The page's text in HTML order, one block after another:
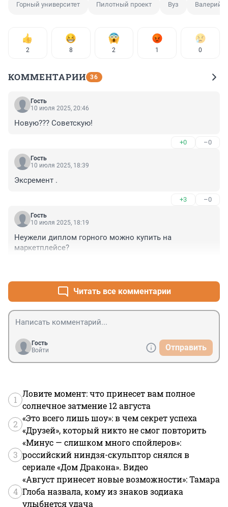
Горный университет Пилотный проект Вуз Валерий
2 8 2 1 0
КОММЕНТАРИИ 36
Гость
10 июля 2025, 20:46
Новую??? Советскую!
+0 –0
Гость
10 июля 2025, 18:39
Эксремент .
+3 –0
Гость
10 июля 2025, 18:19
Неужели диплом горного можно купить на
маркетплейсе?
Читать все комментарии
Гость
Войти
Отправить
1
Ловите момент: что принесет вам полное
солнечное затмение 12 августа
2
«Это всего лишь шоу»: в чем секрет успеха
«Друзей», который никто не смог повторить
3
«Минус — слишком много спойлеров»:
российский ниндзя-скульптор снялся в
сериале «Дом Дракона». Видео
4
«Август принесет новые возможности»: Тамара
Глоба назвала, кому из знаков зодиака
улыбнется удача